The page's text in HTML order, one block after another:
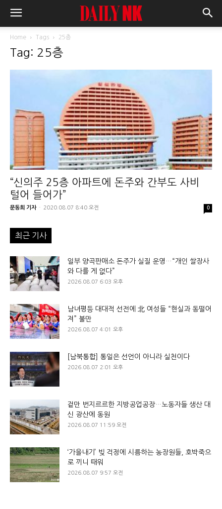
Home Tags 25층
Tag: 25층
“신의주 25층 아파트에 돈주와 간부도 사비
털어 들어가”
문동희 기자 - 2020.08.07 8:40 오전 0
최근 기사
일부 양곡판매소 돈주가 실질 운영…“개인 쌀장사
와 다를 게 없다”
2026.08.07 6:03 오후
남녀평등 대대적 선전에 北 여성들 “현실과 동떨어
져” 불만
2026.08.07 4:01 오후
[남북통합] 통일은 선언이 아니라 실천이다
2026.08.07 2:01 오후
겉만 번지르르한 지방공업공장…노동자들 생산 대
신 광산에 동원
2026.08.07 11:59 오전
‘가을내기’ 빚 걱정에 시름하는 농장원들, 호박죽으
로 끼니 때워
2026.08.07 9:57 오전